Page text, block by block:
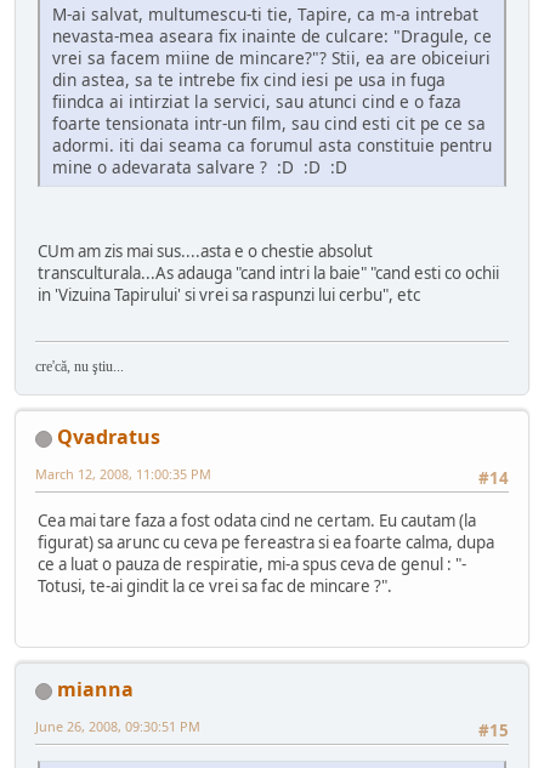
M-ai salvat, multumescu-ti tie, Tapire, ca m-a intrebat
nevasta-mea aseara fix inainte de culcare: "Dragule, ce
vrei sa facem miine de mincare?"? Stii, ea are obiceiuri
din astea, sa te intrebe fix cind iesi pe usa in fuga
fiindca ai intirziat la servici, sau atunci cind e o faza
foarte tensionata intr-un film, sau cind esti cit pe ce sa
adormi. iti dai seama ca forumul asta constituie pentru
mine o adevarata salvare ? :D :D :D
CUm am zis mai sus....asta e o chestie absolut
transculturala...As adauga "cand intri la baie" "cand esti co ochii
in 'Vizuina Tapirului' si vrei sa raspunzi lui cerbu", etc
cre'că, nu ştiu...
Qvadratus
#14
March 12, 2008, 11:00:35 PM
Cea mai tare faza a fost odata cind ne certam. Eu cautam (la
figurat) sa arunc cu ceva pe fereastra si ea foarte calma, dupa
ce a luat o pauza de respiratie, mi-a spus ceva de genul : "-
Totusi, te-ai gindit la ce vrei sa fac de mincare ?".
mianna
#15
June 26, 2008, 09:30:51 PM